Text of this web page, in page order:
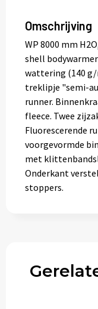
Omschrijving
WP 8000 mm
shell
wattering (140
treklipje "semi-
runner.
fleece. Twee
Fluorescerende
voorgevormde
met
Onderkant
stoppers.